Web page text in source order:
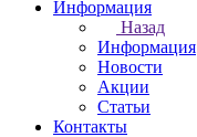
Информация
Назад
Информация
Новости
Акции
Статьи
Контакты